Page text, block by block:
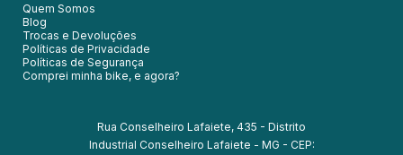
Quem Somos
Blog
Trocas e Devoluções
Políticas de Privacidade
Políticas de Segurança
Comprei minha bike, e agora?
Rua Conselheiro Lafaiete, 435 - Distrito
Industrial Conselheiro Lafaiete - MG - CEP: